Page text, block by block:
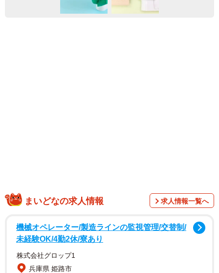
まいどなの求人情報 求人情報一覧へ
機械オペレーター/製造ラインの監視管理/交替制/
未経験OK/4勤2休/寮あり
株式会社グロップ1
兵庫県 姫路市